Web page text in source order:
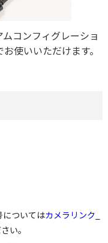
コンフィグレーショ
使いいただけます。
についてはカメラリンク_
い。